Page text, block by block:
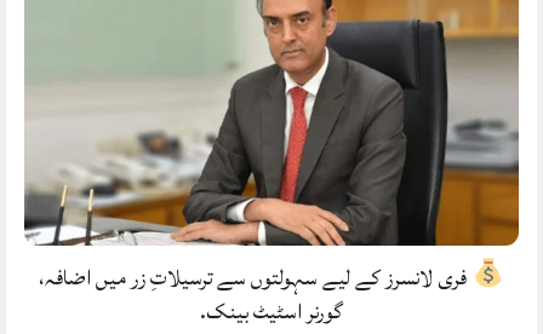
فری لانسرز کے لیے سہولتوں سے ترسیلاتِ زر میں اضافہ،
گورنر اسٹیٹ بینک.